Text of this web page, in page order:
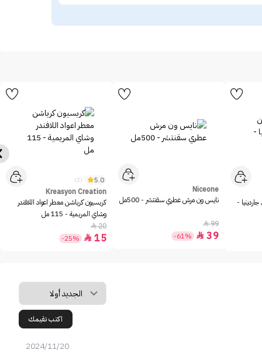
-
Niceone
نايس ون مرش عطري سقنتشر - 500مل
99

39

-61%
5.0
(2)
Kreasyon Creation
كريسيون كرياشن معطر اعواد اللافندر
وشاي المريمية - 115 مل
20

15

-25%
اكتب تقيمك
2024/11/20